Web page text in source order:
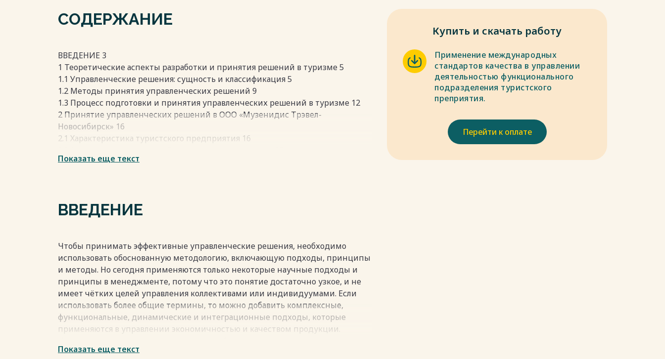
СОДЕРЖАНИЕ
ВВЕДЕНИЕ 3
1 Теоретические аспекты разработки и принятия решений в туризме 5
1.1 Управленческие решения: сущность и классификация 5
1.2 Методы принятия управленческих решений 9
1.3 Процесс подготовки и принятия управленческих решений в туризме 12
2 Принятие управленческих решений в ООО «Музенидис Трэвел-
Новосибирск» 16
2.1 Характеристика туристского предприятия 16
2.3 Порядок и оценка методов принятия управленческих решений в ООО
ЗАКЛЮЧЕНИЕ 39
СПИСОК ИСПОЛЬЗОВАННЫХ ИСТОЧНИКОВ 41
Показать еще текст
ВВЕДЕНИЕ
Чтобы принимать эффективные управленческие решения, необходимо
использовать обоснованную методологию, включающую подходы, принципы
и методы. Но сегодня применяются только некоторые научные подходы и
принципы в менеджменте, потому что это понятие достаточно узкое, и не
имеет чётких целей управления коллективами или индивидуумами. Если
использовать более общие термины, то можно добавить комплексные,
функциональные, динамические и интеграционные подходы, которые
применяются в управлении экономичностью и качеством продукции.
оно является основой управления и творческим процессом в работе
Показать еще текст
Купить и скачать работу
Применение международных
стандартов качества в управлении
деятельностью функционального
подразделения туристского
преприятия.
Перейти к оплате